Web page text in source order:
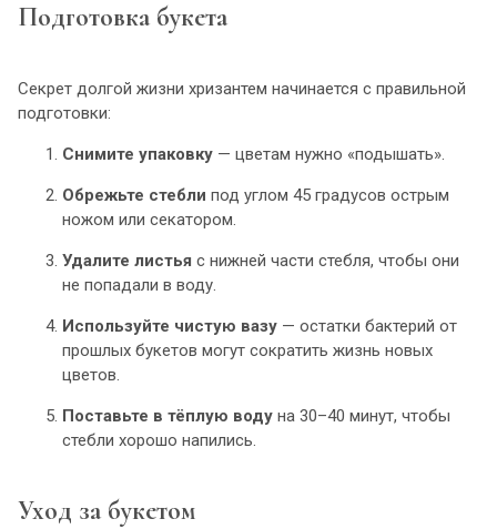
Подготовка букета
Секрет долгой жизни хризантем начинается с правильной
подготовки:
Снимите упаковку — цветам нужно «подышать».
Обрежьте стебли под углом 45 градусов острым
ножом или секатором.
Удалите листья с нижней части стебля, чтобы они
не попадали в воду.
Используйте чистую вазу — остатки бактерий от
прошлых букетов могут сократить жизнь новых
цветов.
Поставьте в тёплую воду на 30–40 минут, чтобы
стебли хорошо напились.
Уход за букетом